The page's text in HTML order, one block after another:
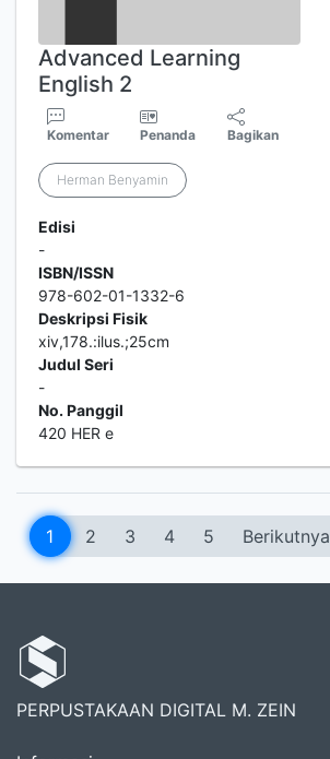
Advanced Learning
English 2
Komentar Penanda Bagikan
Herman Benyamin
Edisi
-
ISBN/ISSN
978-602-01-1332-6
Deskripsi Fisik
xiv,178.:ilus.;25cm
Judul Seri
-
No. Panggil
420 HER e
1 2 3 4 5 Berikutnya
PERPUSTAKAAN DIGITAL M. ZEIN